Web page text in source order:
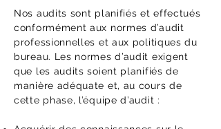
Nos audits sont planifiés et effectués
conformément aux normes d’audit
professionnelles et aux politiques du
bureau. Les normes d’audit exigent
que les audits soient planifiés de
manière adéquate et, au cours de
cette phase, l’équipe d’audit :